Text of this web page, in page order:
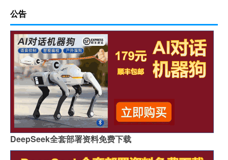
公告
DeepSeek全套部署资料免费下载